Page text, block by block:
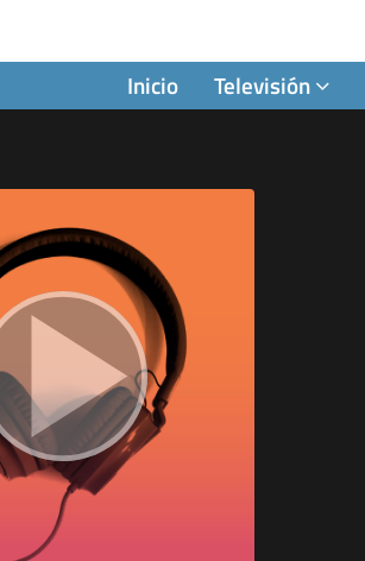
Inicio Televisión